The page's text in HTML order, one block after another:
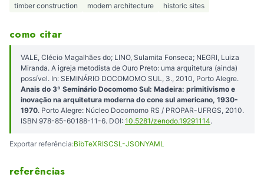
timber construction modern architecture historic sites
como citar
VALE, Clécio Magalhães do; LINO, Sulamita Fonseca; NEGRI, Luiza
Miranda. A igreja metodista de Ouro Preto: uma arquitetura (ainda)
possível. In: SEMINÁRIO DOCOMOMO SUL, 3., 2010, Porto Alegre.
Anais do 3º Seminário Docomomo Sul: Madeira: primitivismo e
inovação na arquitetura moderna do cone sul americano, 1930-
1970. Porto Alegre: Núcleo Docomomo RS / PROPAR-UFRGS, 2010.
ISBN 978-85-60188-11-6. DOI: 10.5281/zenodo.19291114.
Exportar referência:BibTeXRISCSL-JSONYAML
referências